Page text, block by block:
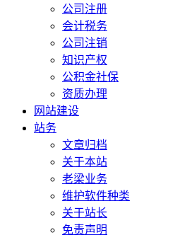
公司注册
会计税务
公司注销
知识产权
公积金社保
资质办理
网站建设
站务
文章归档
关于本站
老梁业务
维护软件种类
关于站长
免责声明